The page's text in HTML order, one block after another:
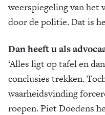
weerspiegeling van het
door de politie. Dat is
Dan heeft u als
‘Alles ligt op tafel en
conclusies trekken.
waarheidsvinding
roepen. Piet Doedens